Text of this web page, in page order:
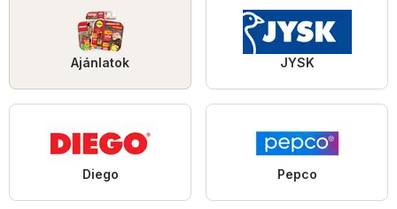
Ajánlatok JYSK
Diego Pepco